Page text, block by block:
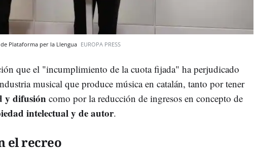
Plataforma per la Llengua EUROPA PRESS
que el "incumplimiento de la cuota fijada" ha perjudicado
musical que produce música en catalán, tanto por tener
y difusióncomo por la reducción de ingresos en concepto de
intelectual y de autor.
el recreo